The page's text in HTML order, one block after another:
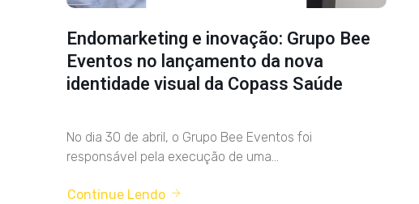
Endomarketing e inovação: Grupo Bee
Eventos no lançamento da nova
identidade visual da Copass Saúde
No dia 30 de abril, o Grupo Bee Eventos foi
responsável pela execução de uma...
Continue Lendo